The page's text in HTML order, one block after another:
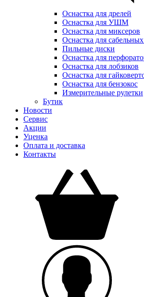
Оснастка для дрелей
Оснастка для УШМ
Оснастка для миксеров
Оснастка для
Пильные диски
Оснастка для
Оснастка для лобзиков
Оснастка для
Оснастка для бензокос
Измерительные рулетки
Бутик
Новости
Сервис
Акции
Уценка
Оплата и доставка
Контакты